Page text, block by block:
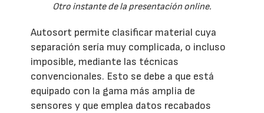
Otro instante de la presentación online.
Autosort permite clasificar material cuya
separación sería muy complicada, o incluso
imposible, mediante las técnicas
convencionales. Esto se debe a que está
equipado con la gama más amplia de
sensores y que emplea datos recabados